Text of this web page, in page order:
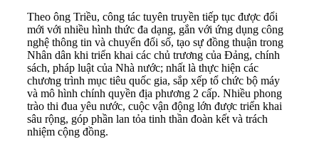
Theo ông Triều, công tác tuyên truyền tiếp tục được đổi
mới với nhiều hình thức đa dạng, gắn với ứng dụng công
nghệ thông tin và chuyển đổi số, tạo sự đồng thuận trong
Nhân dân khi triển khai các chủ trương của Đảng, chính
sách, pháp luật của Nhà nước; nhất là thực hiện các
chương trình mục tiêu quốc gia, sắp xếp tổ chức bộ máy
và mô hình chính quyền địa phương 2 cấp. Nhiều phong
trào thi đua yêu nước, cuộc vận động lớn được triển khai
sâu rộng, góp phần lan tỏa tinh thần đoàn kết và trách
nhiệm cộng đồng.